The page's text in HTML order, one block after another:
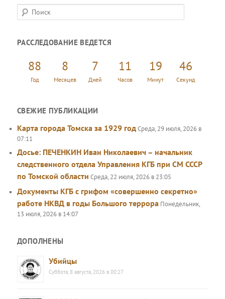
П
о
с
РАССЛЕДОВАНИЕ ВЕДЕТСЯ
88
Год
8
Месяцев
7
Дней
11
Часов
19
Минут
47
Секунд
СВЕЖИЕ ПУБЛИКАЦИИ
Карта города Томска за 1929 годСреда, 29 июля, 2026 в
07:11
Досье: ПЕЧЕНКИН Иван Николаевич – начальник
следственного отдела Управления КГБ при СМ СССР
по Томской области Среда, 22 июля, 2026 в 23:05
Документы КГБ с грифом «совершенно секретно»
работе НКВД в годы Большого террора Понедельник,
13 июля, 2026 в 14:07
ДОПОЛНЕНЫ
Убийцы
Суббота, 8 августа, 2026 в 00:27